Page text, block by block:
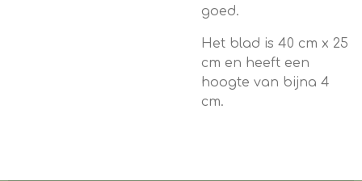
goed.
Het blad is 40 cm x 25
cm en heeft een
hoogte van bijna 4
cm.